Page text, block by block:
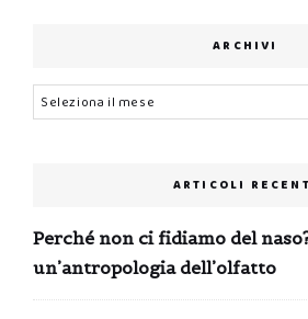
ARCHIVI
Archivi
ARTICOLI
Perché non ci fidiamo del
un’antropologia dell’olfatto